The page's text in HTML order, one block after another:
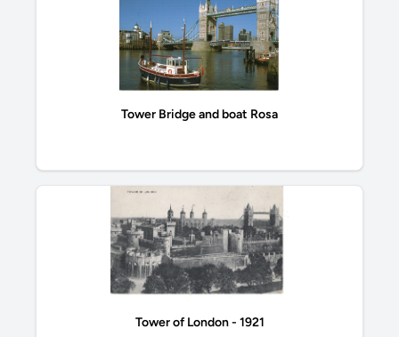
Tower Bridge and boat Rosa
Tower of London - 1921